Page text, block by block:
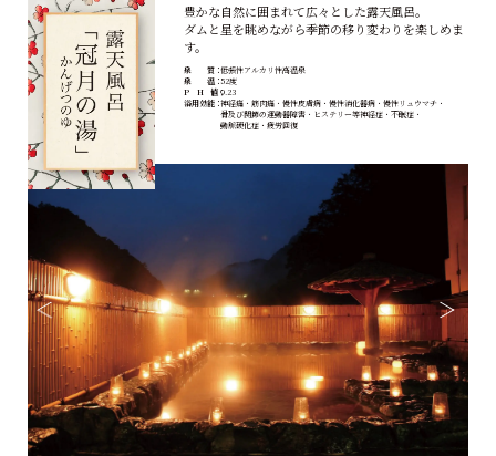
豊かな自然に囲まれて広々とした露天風呂。
ダムと星を眺めながら季節の移り変わりを楽しめま
す。
泉 質：低張性アルカリ性高温泉
泉 温：52度
P H 値：9.23
浴用効能：神経痛・ 筋肉痛・ 慢性皮膚病・ 慢性消化器病・ 慢性リュウマチ・
骨及び関節の運動器障害・ ヒステリー等神経症・ 不眠症・
動脈硬化症・ 疲労回復